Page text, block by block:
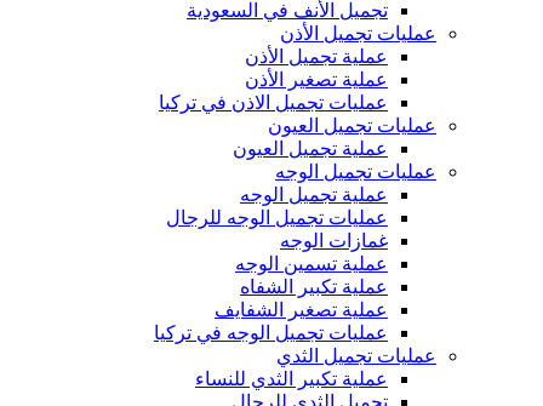
تجميل الأنف في السعودية
عمليات تجميل الأذن
عملية تجميل الأذن
عملية تصغير الأذن
عمليات تجميل الاذن في تركيا
عمليات تجميل العيون
عملية تجميل العيون
عمليات تجميل الوجه
عملية تجميل الوجه
عمليات تجميل الوجه للرجال
غمازات الوجه
عملية تسمين الوجه
عملية تكبير الشفاه
عملية تصغير الشفايف
عمليات تجميل الوجه في تركيا
عمليات تجميل الثدي
عملية تكبير الثدي للنساء
تجميل الثدي للرجال